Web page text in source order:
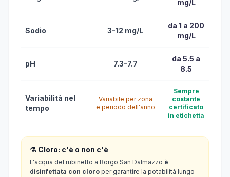
mg/L
Sodio 3-12 mg/L
da 1 a 200
mg/L
pH 7.3-7.7
da 5.5 a
8.5
Variabilità nel
tempo
Variabile per zona
e periodo dell'anno
Sempre
costante
certificato
in etichetta
⚗️ Cloro: c'è o non c'è
L'acqua del rubinetto a Borgo San Dalmazzo è
disinfettata con cloro per garantire la potabilità lungo